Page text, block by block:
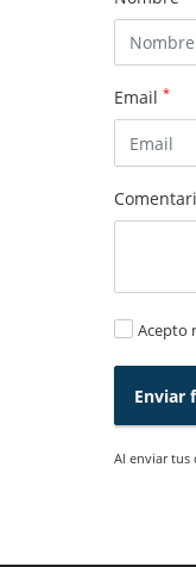
Email *
Acepto
Enviar
Al enviar tus